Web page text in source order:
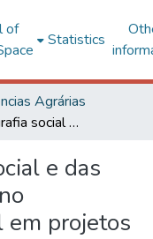
of
Statistics
Agrárias
O uso da cartografia social e das técnicas participativas no ordenamento territorial em projetos de Reforma Agrária
e das
em projetos